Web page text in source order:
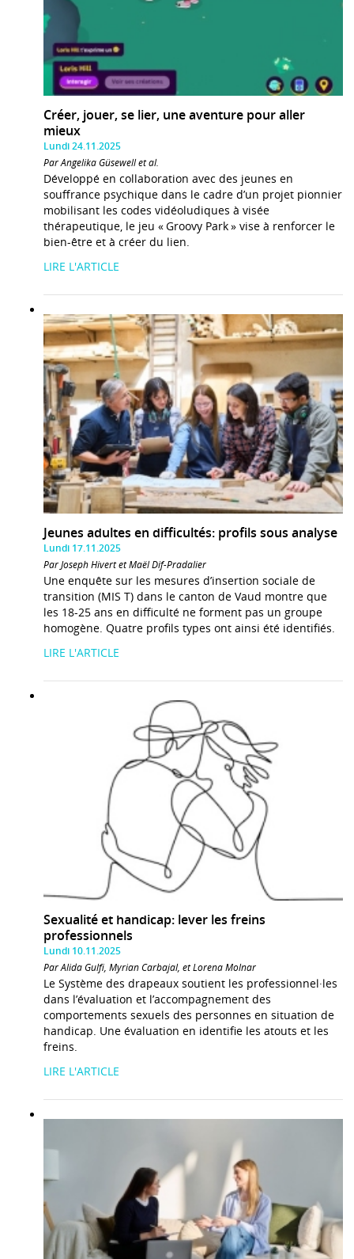
Créer, jouer, se lier, une aventure pour aller
mieux
Lundi 24.11.2025
Par Angelika Güsewell et al.
Développé en collaboration avec des jeunes en
souffrance psychique dans le cadre d’un projet pionnier
mobilisant les codes vidéoludiques à visée
thérapeutique, le jeu « Groovy Park » vise à renforcer le
bien-être et à créer du lien.
LIRE L'ARTICLE
Jeunes adultes en difficultés: profils sous analyse
Lundi 17.11.2025
Par Joseph Hivert et Maël Dif-Pradalier
Une enquête sur les mesures d’insertion sociale de
transition (MIS T) dans le canton de Vaud montre que
les 18-25 ans en difficulté ne forment pas un groupe
homogène. Quatre profils types ont ainsi été identifiés.
LIRE L'ARTICLE
Sexualité et handicap: lever les freins
professionnels
Lundi 10.11.2025
Par Alida Gulfi, Myrian Carbajal, et Lorena Molnar
Le Système des drapeaux soutient les professionnel·les
dans l’évaluation et l’accompagnement des
comportements sexuels des personnes en situation de
handicap. Une évaluation en identifie les atouts et les
freins.
LIRE L'ARTICLE